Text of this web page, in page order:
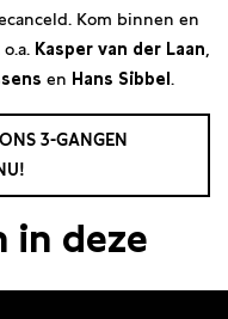
Kom binnen en
Kasper van der Laan
en Hans Sibbel .
3-GANGEN
in deze